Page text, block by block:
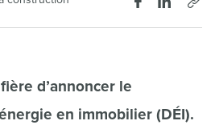
d’annoncer le
en immobilier (DÉI).